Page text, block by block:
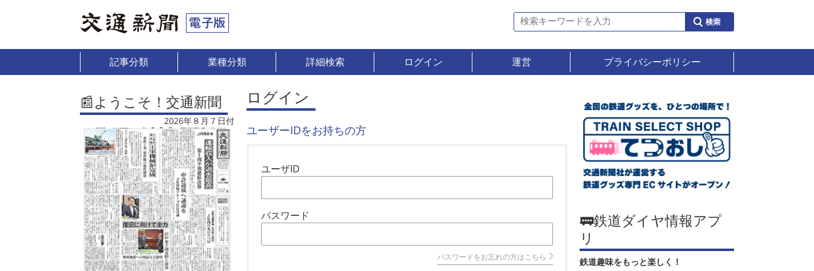
記事分類 業種分類 詳細検索 ログイン 運営 プライバシーポリシー
📰ようこそ！交通新聞
2026年８月７日付
ログイン
ユーザーIDをお持ちの方
ユーザID
パスワード
パスワードをお忘れの方はこちら
🚃鉄道ダイヤ情報アプ
リ
鉄道趣味をもっと楽しく！